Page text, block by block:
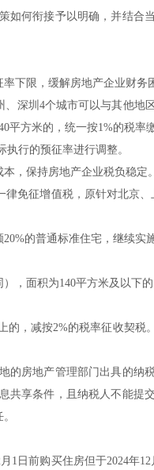
如何衔接予以明确，并结合
下限，缓解房地产企业财务
深圳4个城市可以与其他地
方米的，统一按1%的税率
行的预征率进行调整。
，保持房地产企业税负稳定。
免征增值税，原针对北京
的普通标准住宅，继续实
，面积为140平方米及以下
的，减按2%的税率征收契税
的房地产管理部门出具的纳
共享条件，且纳税人不能提
1日前购买住房但于2024年